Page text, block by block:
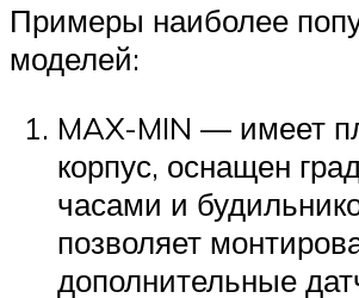
Примеры наиболее
моделей:
MAX-MIN — имеет
корпус, оснащен
часами и
позволяет
дополнительные